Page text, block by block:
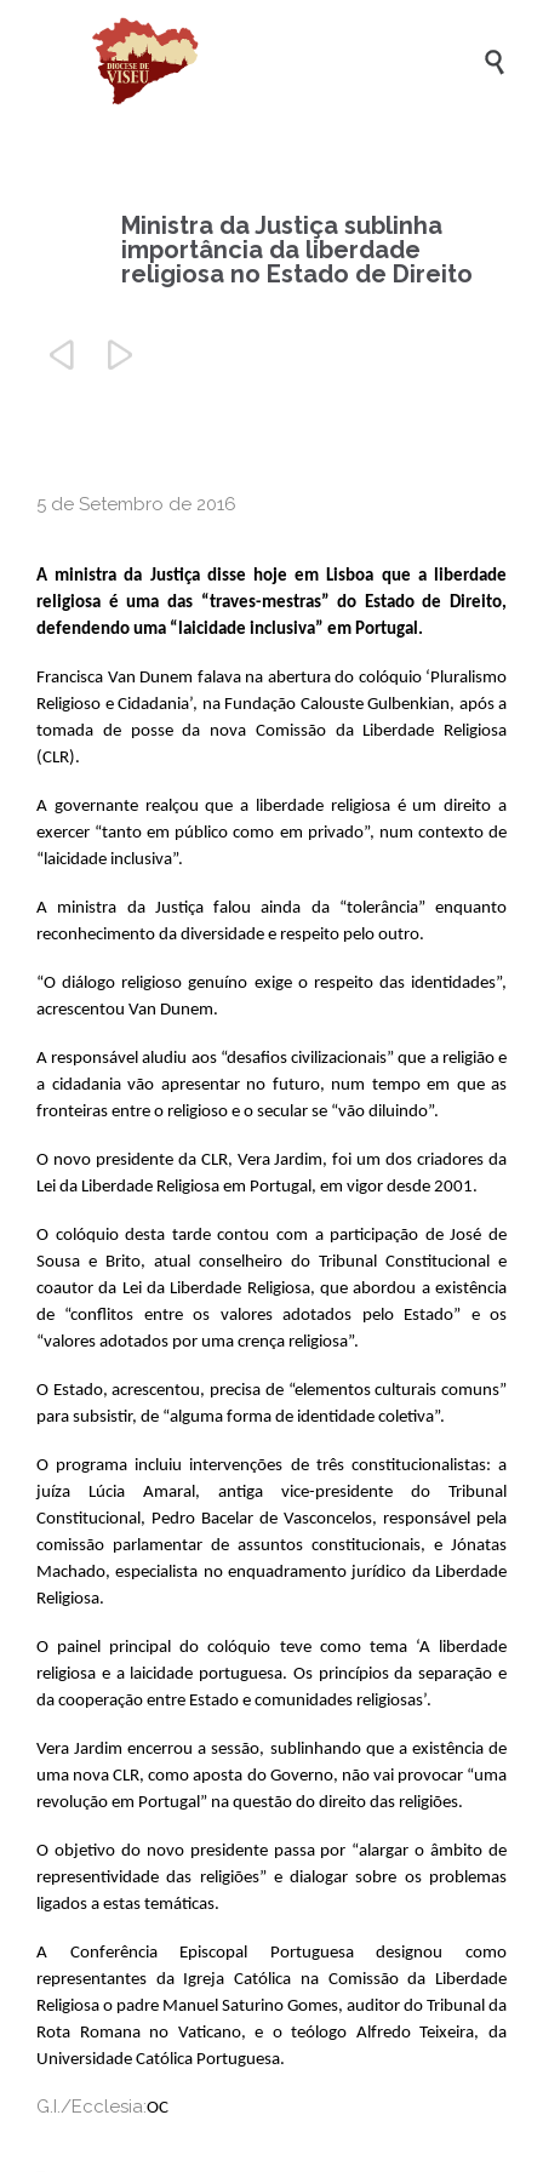

Ministra da Justiça sublinha
importância da liberdade
religiosa no Estado de Direito
 
5 de Setembro de 2016
A ministra da Justiça disse hoje em Lisboa que a liberdade
religiosa é uma das “traves-mestras” do Estado de Direito,
defendendo uma “laicidade inclusiva” em Portugal.
Francisca Van Dunem falava na abertura do colóquio ‘Pluralismo
Religioso e Cidadania’, na Fundação Calouste Gulbenkian, após a
tomada de posse da nova Comissão da Liberdade Religiosa
(CLR).
A governante realçou que a liberdade religiosa é um direito a
exercer “tanto em público como em privado”, num contexto de
“laicidade inclusiva”.
A ministra da Justiça falou ainda da “tolerância” enquanto
reconhecimento da diversidade e respeito pelo outro.
“O diálogo religioso genuíno exige o respeito das identidades”,
acrescentou Van Dunem.
A responsável aludiu aos “desafios civilizacionais” que a religião e
a cidadania vão apresentar no futuro, num tempo em que as
fronteiras entre o religioso e o secular se “vão diluindo”.
O novo presidente da CLR, Vera Jardim, foi um dos criadores da
Lei da Liberdade Religiosa em Portugal, em vigor desde 2001.
O colóquio desta tarde contou com a participação de José de
Sousa e Brito, atual conselheiro do Tribunal Constitucional e
coautor da Lei da Liberdade Religiosa, que abordou a existência
de “conflitos entre os valores adotados pelo Estado” e os
“valores adotados por uma crença religiosa”.
O Estado, acrescentou, precisa de “elementos culturais comuns”
para subsistir, de “alguma forma de identidade coletiva”.
O programa incluiu intervenções de três constitucionalistas: a
juíza Lúcia Amaral, antiga vice-presidente do Tribunal
Constitucional, Pedro Bacelar de Vasconcelos, responsável pela
comissão parlamentar de assuntos constitucionais, e Jónatas
Machado, especialista no enquadramento jurídico da Liberdade
Religiosa.
O painel principal do colóquio teve como tema ‘A liberdade
religiosa e a laicidade portuguesa. Os princípios da separação e
da cooperação entre Estado e comunidades religiosas’.
Vera Jardim encerrou a sessão, sublinhando que a existência de
uma nova CLR, como aposta do Governo, não vai provocar “uma
revolução em Portugal” na questão do direito das religiões.
O objetivo do novo presidente passa por “alargar o âmbito de
representividade das religiões” e dialogar sobre os problemas
ligados a estas temáticas.
A Conferência Episcopal Portuguesa designou como
representantes da Igreja Católica na Comissão da Liberdade
Religiosa o padre Manuel Saturino Gomes, auditor do Tribunal da
Rota Romana no Vaticano, e o teólogo Alfredo Teixeira, da
Universidade Católica Portuguesa.
G.I./Ecclesia:OC